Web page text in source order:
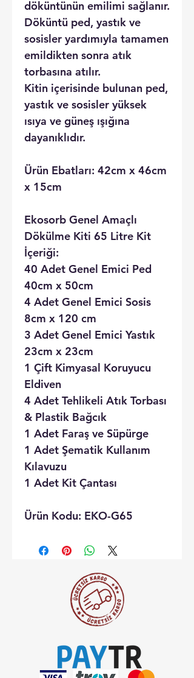
döküntünün emilimi sağlanır.
Döküntü ped, yastık ve
sosisler yardımıyla tamamen
emildikten sonra atık
torbasına atılır.
Kitin içerisinde bulunan ped,
yastık ve sosisler yüksek
ısıya ve güneş ışığına
dayanıklıdır.
Ürün Ebatları: 42cm x 46cm
x 15cm
Ekosorb Genel Amaçlı
Dökülme Kiti 65 Litre Kit
İçeriği:
40 Adet Genel Emici Ped
40cm x 50cm
4 Adet Genel Emici Sosis
8cm x 120 cm
3 Adet Genel Emici Yastık
23cm x 23cm
1 Çift Kimyasal Koruyucu
Eldiven
4 Adet Tehlikeli Atık Torbası
& Plastik Bağcık
1 Adet Faraş ve Süpürge
1 Adet Şematik Kullanım
Kılavuzu
1 Adet Kit Çantası
Ürün Kodu: EKO-G65